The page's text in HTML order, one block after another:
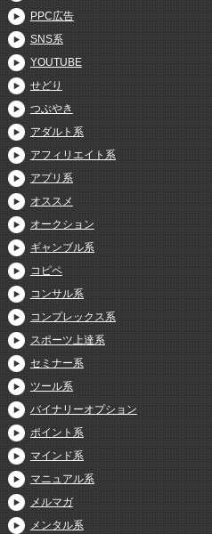
PPC広告
SNS系
YOUTUBE
せどり
つぶやき
アダルト系
アフィリエイト系
アプリ系
オススメ
オークション
ギャンブル系
コピペ
コンサル系
コンプレックス系
スポーツ上達系
セミナー系
ツール系
バイナリーオプション
ポイント系
マインド系
マニュアル系
メルマガ
メンタル系